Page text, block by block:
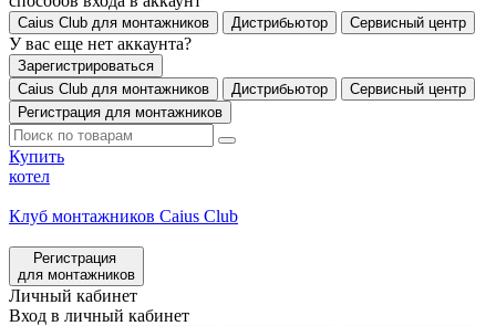
Caius Club для монтажников Дистрибьютор Сервисный центр
У вас еще нет аккаунта?
Зарегистрироваться
Caius Club для монтажников
Дистрибьютор
Сервисный центр
Регистрация для монтажников
Купить
котел
Клуб монтажников Caius Club
Регистрация
для монтажников
Личный кабинет
Вход в личный кабинет